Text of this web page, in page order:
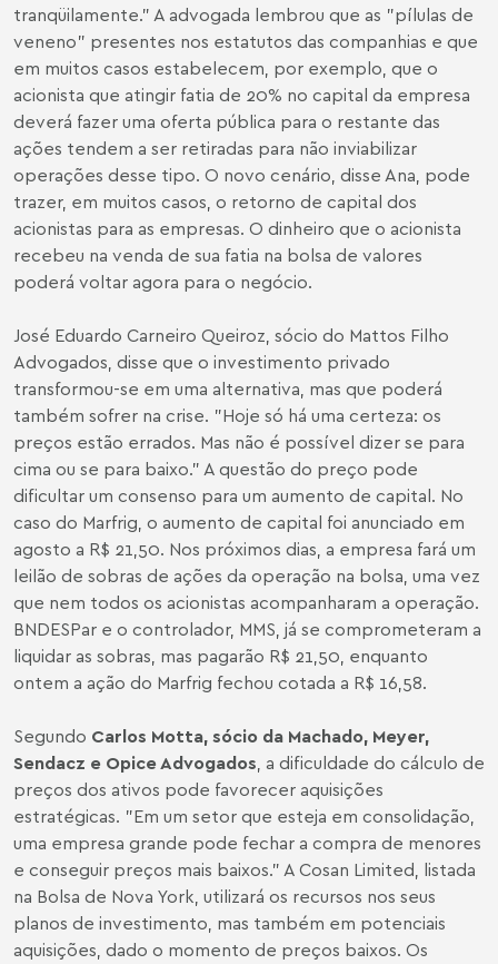
tranqüilamente." A advogada lembrou que as "pílulas de
veneno" presentes nos estatutos das companhias e que
em muitos casos estabelecem, por exemplo, que o
acionista que atingir fatia de 20% no capital da empresa
deverá fazer uma oferta pública para o restante das
ações tendem a ser retiradas para não inviabilizar
operações desse tipo. O novo cenário, disse Ana, pode
trazer, em muitos casos, o retorno de capital dos
acionistas para as empresas. O dinheiro que o acionista
recebeu na venda de sua fatia na bolsa de valores
poderá voltar agora para o negócio.
José Eduardo Carneiro Queiroz, sócio do Mattos Filho
Advogados, disse que o investimento privado
transformou-se em uma alternativa, mas que poderá
também sofrer na crise. "Hoje só há uma certeza: os
preços estão errados. Mas não é possível dizer se para
cima ou se para baixo." A questão do preço pode
dificultar um consenso para um aumento de capital. No
caso do Marfrig, o aumento de capital foi anunciado em
agosto a R$ 21,50. Nos próximos dias, a empresa fará um
leilão de sobras de ações da operação na bolsa, uma vez
que nem todos os acionistas acompanharam a operação.
BNDESPar e o controlador, MMS, já se comprometeram a
liquidar as sobras, mas pagarão R$ 21,50, enquanto
ontem a ação do Marfrig fechou cotada a R$ 16,58.
Segundo Carlos Motta, sócio da Machado, Meyer,
Sendacz e Opice Advogados, a dificuldade do cálculo de
preços dos ativos pode favorecer aquisições
estratégicas. "Em um setor que esteja em consolidação,
uma empresa grande pode fechar a compra de menores
e conseguir preços mais baixos." A Cosan Limited, listada
na Bolsa de Nova York, utilizará os recursos nos seus
planos de investimento, mas também em potenciais
aquisições, dado o momento de preços baixos. Os